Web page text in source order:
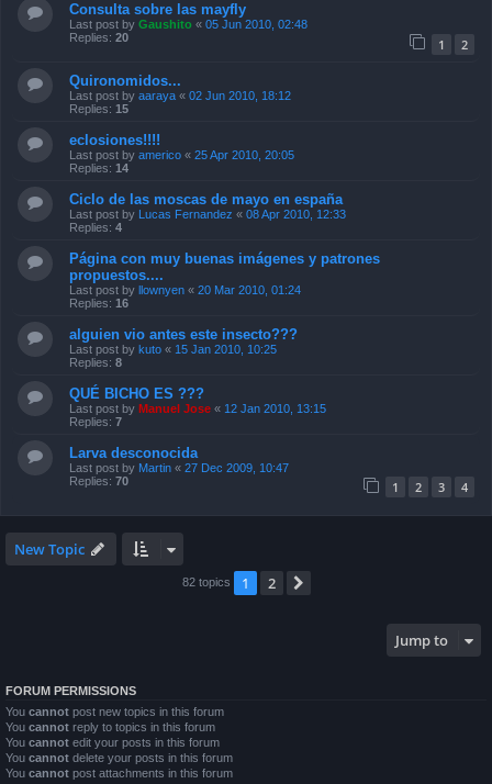
Consulta sobre las mayfly
Last post by Gaushito « 05 Jun 2010, 02:48
Replies: 20 1 2
Quironomidos...
Last post by aaraya « 02 Jun 2010, 18:12
Replies: 15
eclosiones!!!!
Last post by americo « 25 Apr 2010, 20:05
Replies: 14
Ciclo de las moscas de mayo en españa
Last post by Lucas Fernandez « 08 Apr 2010, 12:33
Replies: 4
Página con muy buenas imágenes y patrones
propuestos....
Last post by llownyen « 20 Mar 2010, 01:24
Replies: 16
alguien vio antes este insecto???
Last post by kuto « 15 Jan 2010, 10:25
Replies: 8
QUÉ BICHO ES ???
Last post by Manuel Jose « 12 Jan 2010, 13:15
Replies: 7
Larva desconocida
Last post by Martin « 27 Dec 2009, 10:47
Replies: 70 1 2 3 4
New Topic
82 topics 1 2
Jump to
FORUM PERMISSIONS
You cannot post new topics in this forum
You cannot reply to topics in this forum
You cannot edit your posts in this forum
You cannot delete your posts in this forum
You cannot post attachments in this forum